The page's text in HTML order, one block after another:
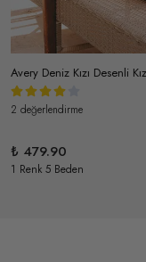
2 değerlendirme
₺ 479.90
1 Renk 5 Beden